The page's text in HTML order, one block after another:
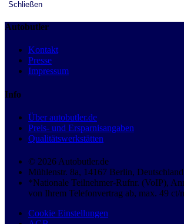
Schließen
Autobutler
Kontakt
Presse
Impressum
Info
Über autobutler.de
Preis- und Ersparnisangaben
Qualitätswerkstätten
© 2026 Autobutler.de
Mühlenstr. 8a, 14167 Berlin, Deutschland
*Nationale Teilnehmer-Rufnr. (VoIP),
von Ihrem Telefonvertrag ab, max. 49 ct/
Cookie Einstellungen